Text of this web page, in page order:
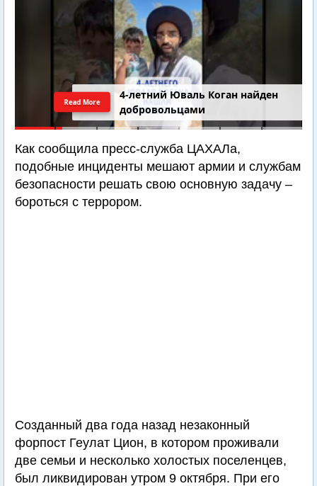
4-летний Юваль Коган найден
добровольцами
Read More
Как сообщила пресс-служба ЦАХАЛа,
подобные инциденты мешают армии и службам
безопасности решать свою основную задачу –
бороться с террором.
Созданный два года назад незаконный
форпост Геулат Цион, в котором проживали
две семьи и несколько холостых поселенцев,
был ликвидирован утром 9 октября. При его